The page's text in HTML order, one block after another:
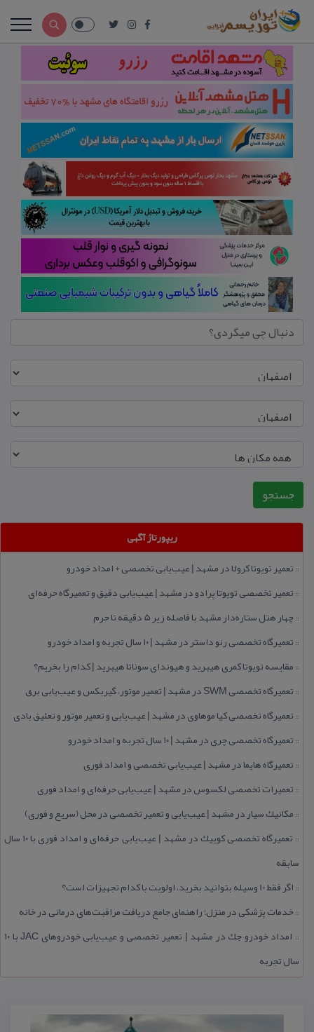
ریپورتاژ آگهی
:: تعمیر تویوتا كرولا در مشهد | عیب‌یابی تخصصی + امداد خودرو
:: تعمیر تخصصی تویوتا پرادو در مشهد | عیب‌یابی دقیق و تعمیرگاه حرفه‌ای
::چهار هتل‌ ستاره‌دار مشهد با فاصله زیر 5 دقیقه تا حرم
:: تعمیرگاه تخصصی رنو داستر در مشهد | ۱۰ سال تجربه و امداد خودرو
:: مقایسه تویوتا كمری هیبرید و هیوندای سوناتا هیبرید | كدام را بخریم؟
:: تعمیرگاه تخصصی SWM در مشهد | تعمیر موتور، گیربكس و عیب‌یابی برق
:: تعمیرگاه تخصصی كیا موهاوی در مشهد | عیب‌یابی و تعمیر موتور و تعلیق بادی
:: تعمیرگاه تخصصی چری در مشهد | ۱۰ سال تجربه و امداد خودرو
:: تعمیرگاه هایما در مشهد | عیب‌یابی تخصصی و امداد فوری
:: تعمیرات تخصصی لكسوس در مشهد | عیب‌یابی حرفه‌ای و امداد فوری
:: مكانیك سیار در مشهد | عیب‌یابی و تعمیر تخصصی در محل (سریع و فوری)
::
تعمیرگاه تخصصی كوییك در مشهد | عیب‌یابی حرفه‌ای و امداد فوری با ۱۰ سال
سابقه
:: اگر فقط 10 وسیله بتوانید بخرید، اولویت با كدام تجهیزات است؟
::خدمات پزشكی در منزل؛ راهنمای جامع دریافت مراقبت‌های درمانی در خانه
::
امداد خودرو جك در مشهد | تعمیر تخصصی و عیب‌یابی خودروهای JAC با ۱۰
سال تجربه